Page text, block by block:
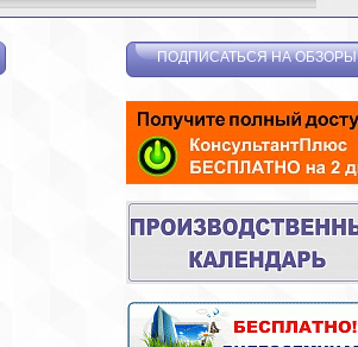
ПОДПИСАТЬСЯ НА ОБЗОРЫ